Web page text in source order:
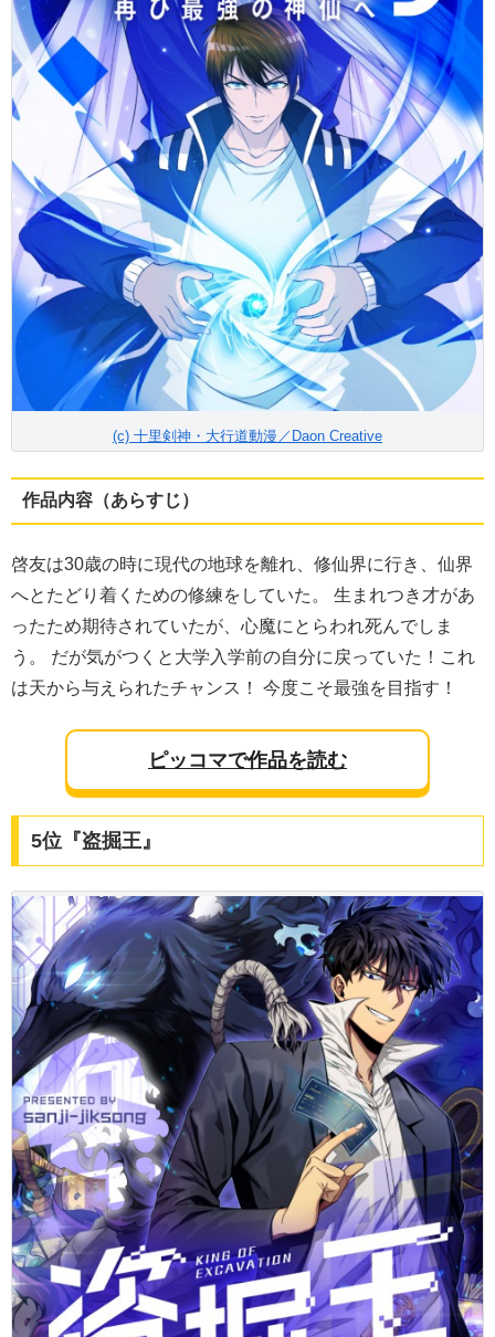
(c) 十里剣神・大行道動漫／Daon Creative
作品内容（あらすじ）
啓友は30歳の時に現代の地球を離れ、修仙界に行き、仙界
へとたどり着くための修練をしていた。 生まれつき才があ
ったため期待されていたが、心魔にとらわれ死んでしま
う。 だが気がつくと大学入学前の自分に戻っていた！これ
は天から与えられたチャンス！ 今度こそ最強を目指す！
ピッコマで作品を読む
5位『盗掘王』